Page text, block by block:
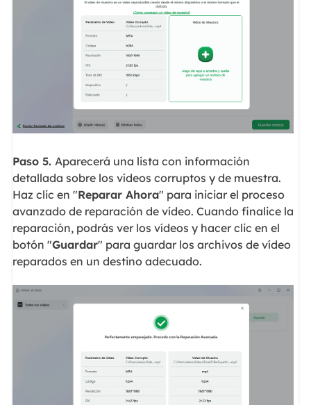
Paso 5. Aparecerá una lista con información
detallada sobre los vídeos corruptos y de muestra.
Haz clic en "Reparar Ahora" para iniciar el proceso
avanzado de reparación de vídeo. Cuando finalice la
reparación, podrás ver los vídeos y hacer clic en el
botón "Guardar" para guardar los archivos de vídeo
reparados en un destino adecuado.